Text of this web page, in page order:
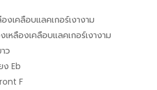
งเคลือบแลคเกอร์เงางาม
หลืองเคลือบแลคเกอร์เงางาม
ว
ง Eb
F